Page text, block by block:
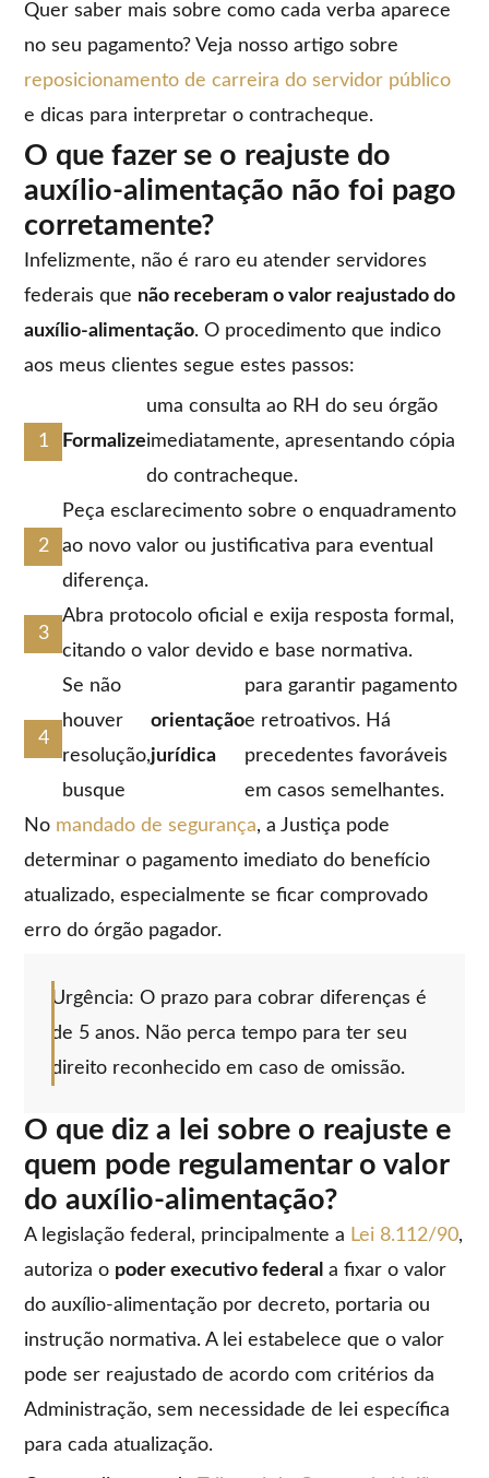
Quer saber mais sobre como cada verba aparece
no seu pagamento? Veja nosso artigo sobre
reposicionamento de carreira do servidor público
e dicas para interpretar o contracheque.
O que fazer se o reajuste do
auxílio-alimentação não foi pago
corretamente?
Infelizmente, não é raro eu atender servidores
federais que não receberam o valor reajustado do
auxílio-alimentação. O procedimento que indico
aos meus clientes segue estes passos:
Formalize
uma consulta ao RH do seu órgão
imediatamente, apresentando cópia
do contracheque.
Peça esclarecimento sobre o enquadramento
ao novo valor ou justificativa para eventual
diferença.
Abra protocolo oficial e exija resposta formal,
citando o valor devido e base normativa.
Se não
houver
resolução,
busque
orientação
jurídica
para garantir pagamento
e retroativos. Há
precedentes favoráveis
em casos semelhantes.
No mandado de segurança, a Justiça pode
determinar o pagamento imediato do benefício
atualizado, especialmente se ficar comprovado
erro do órgão pagador.
Urgência: O prazo para cobrar diferenças é
de 5 anos. Não perca tempo para ter seu
direito reconhecido em caso de omissão.
O que diz a lei sobre o reajuste e
quem pode regulamentar o valor
do auxílio-alimentação?
A legislação federal, principalmente a Lei 8.112/90,
autoriza o poder executivo federal a fixar o valor
do auxílio-alimentação por decreto, portaria ou
instrução normativa. A lei estabelece que o valor
pode ser reajustado de acordo com critérios da
Administração, sem necessidade de lei específica
para cada atualização.